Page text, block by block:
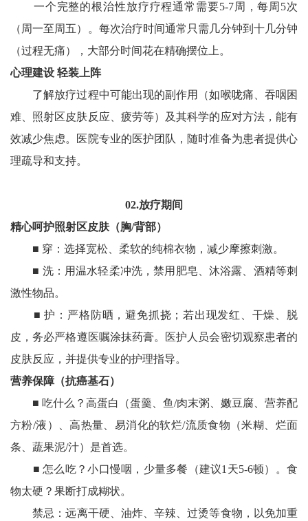
一个完整的根治性放疗疗程通常需要5-7周，每周5次
（周一至周五）。每次治疗时间通常只需几分钟到十几分钟
（过程无痛），大部分时间花在精确摆位上。‌
心理建设 轻装上阵
了解放疗过程中可能出现的副作用（如喉咙痛、吞咽困
难、照射区皮肤反应、疲劳等）及其科学的应对方法，能有
效减少焦虑。医院专业的医护团队，随时准备为患者提供心
理疏导和支持。‌
02.放疗期间
精心呵护照射区皮肤（胸/背部）
■ 穿：‌选择宽松、柔软的纯棉衣物，减少摩擦刺激。
■ 洗：‌用温水轻柔冲洗，‌禁用‌肥皂、沐浴露、酒精等刺
激性物品。
■ 护：‌‌严格防晒，避免抓挠；若出现发红、干燥、脱
皮，务必‌严格遵医嘱‌涂抹药膏。医护人员会密切观察患者的
皮肤反应，并提供专业的护理指导。‌
营养保障（抗癌基石）
■ 吃什么？‌高蛋白（蛋羹、鱼/肉末粥、嫩豆腐、营养配
方粉/液）、高热量、易消化的软烂/流质食物（米糊、烂面
条、蔬果泥/汁）是首选。
■ 怎么吃？‌小口慢咽，少量多餐（建议1天5-6顿）。‌食
物太硬？果断打成糊状。‌
禁忌：‌远离干硬、油炸、辛辣、过烫等食物，以免加重